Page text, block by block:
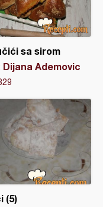
sa sirom
Dijana Ademovic
(5)